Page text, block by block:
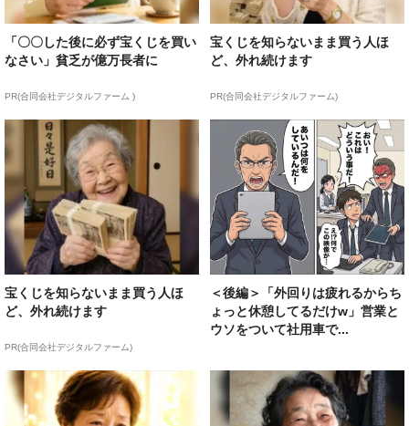
「〇〇した後に必ず宝くじを買い
なさい」貧乏が億万長者に
PR(合同会社デジタルファーム )
宝くじを知らないまま買う人ほ
ど、外れ続けます
PR(合同会社デジタルファーム)
宝くじを知らないまま買う人ほ
ど、外れ続けます
PR(合同会社デジタルファーム)
＜後編＞「外回りは疲れるからち
ょっと休憩してるだけw」営業と
ウソをついて社用車で...